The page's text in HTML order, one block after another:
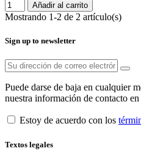
Añadir al carrito
Mostrando 1-2 de 2 artículo(s)
Sign up to newsletter
Puede darse de baja en cualquier
nuestra información de contacto
Estoy de acuerdo con los
Textos legales